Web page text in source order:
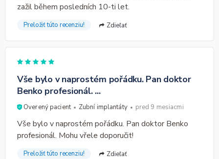
zažil během posledních 10-ti let.
Preložiť túto recenziu! Zdieľať
Vše bylo v naprostém pořádku. Pan doktor
Benko profesionál. ...
Overený pacient Zubní implantáty pred 9 mesiacmi
Vše bylo v naprostém pořádku. Pan doktor Benko
profesionál. Mohu vřele doporučit!
Preložiť túto recenziu! Zdieľať